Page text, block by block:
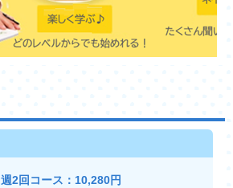
週2回コース：10,280円